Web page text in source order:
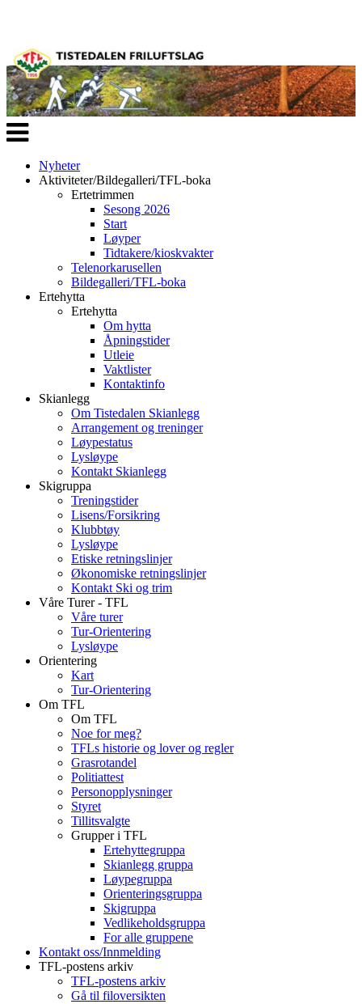
Veksle
navigasjon
Nyheter
Aktiviteter/Bildegalleri/TFL-boka
Ertetrimmen
Sesong 2026
Start
Løyper
Tidtakere/kioskvakter
Telenorkarusellen
Bildegalleri/TFL-boka
Ertehytta
Ertehytta
Om hytta
Åpningstider
Utleie
Vaktlister
Kontaktinfo
Skianlegg
Om Tistedalen Skianlegg
Arrangement og treninger
Løypestatus
Lysløype
Kontakt Skianlegg
Skigruppa
Treningstider
Lisens/Forsikring
Klubbtøy
Lysløype
Etiske retningslinjer
Økonomiske retningslinjer
Kontakt Ski og trim
Våre Turer - TFL
Våre turer
Tur-Orientering
Lysløype
Orientering
Kart
Tur-Orientering
Om TFL
Om TFL
Noe for meg?
TFLs historie og lover og regler
Grasrotandel
Politiattest
Personopplysninger
Styret
Tillitsvalgte
Grupper i TFL
Ertehyttegruppa
Skianlegg gruppa
Løypegruppa
Orienteringsgruppa
Skigruppa
Vedlikeholdsgruppa
For alle gruppene
Kontakt oss/Innmelding
TFL-postens arkiv
TFL-postens arkiv
Gå til filoversikten